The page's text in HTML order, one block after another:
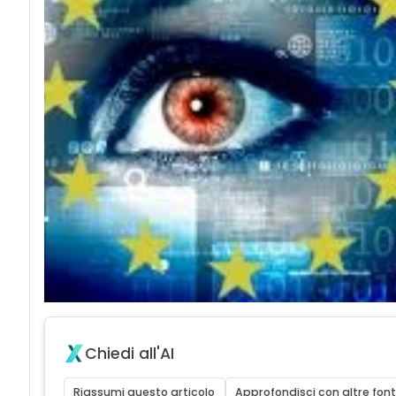
Chiedi all'AI
Riassumi questo articolo Approfondisci con altre